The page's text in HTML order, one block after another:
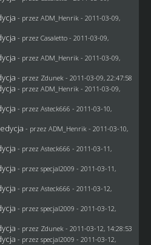
- przez ADM_Henrik - 2011-03-09,
- przez Casaletto- 2011-03-09,
- przez ADM_Henrik - 2011-03-09,
- przez Zdunek - 2011-03-09, 22:47:58
- przez ADM_Henrik - 2011-03-09,
- przez Asteck666 - 2011-03-10,
- przez ADM_Henrik - 2011-03-10,
- przez Asteck666 - 2011-03-11,
- przez specjal2009 - 2011-03-11,
- przez Asteck666 - 2011-03-12,
- przez specjal2009 - 2011-03-12,
- przez Zdunek - 2011-03-12, 14:28:53
- przez specjal2009 - 2011-03-12,